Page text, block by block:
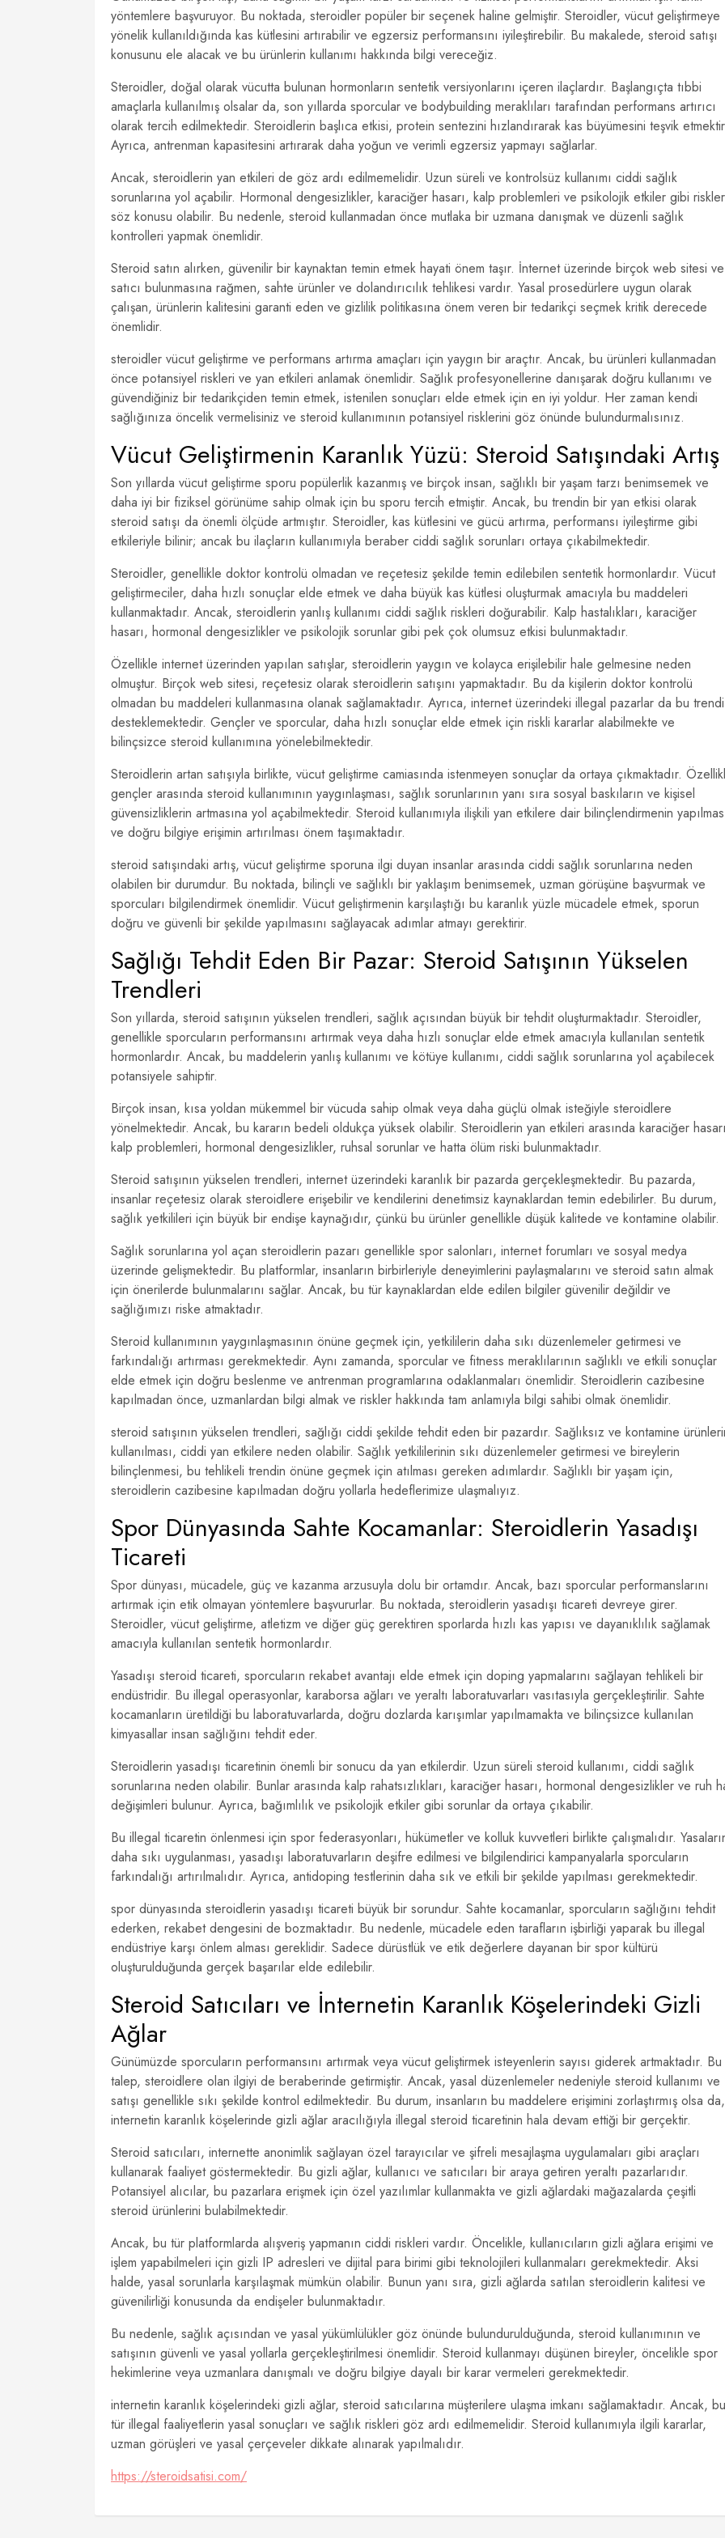
yöntemlere başvuruyor. Bu noktada, steroidler popüler bir seçenek haline gelmiştir. Steroidler, vücut geliştirmeye
yönelik kullanıldığında kas kütlesini artırabilir ve egzersiz performansını iyileştirebilir. Bu makalede, steroid satışı
konusunu ele alacak ve bu ürünlerin kullanımı hakkında bilgi vereceğiz.
Steroidler, doğal olarak vücutta bulunan hormonların sentetik versiyonlarını içeren ilaçlardır. Başlangıçta tıbbi
amaçlarla kullanılmış olsalar da, son yıllarda sporcular ve bodybuilding meraklıları tarafından performans artırıcı
olarak tercih edilmektedir. Steroidlerin başlıca etkisi, protein sentezini hızlandırarak kas büyümesini teşvik
Ayrıca, antrenman kapasitesini artırarak daha yoğun ve verimli egzersiz yapmayı sağlarlar.
Ancak, steroidlerin yan etkileri de göz ardı edilmemelidir. Uzun süreli ve kontrolsüz kullanımı ciddi sağlık
sorunlarına yol açabilir. Hormonal dengesizlikler, karaciğer hasarı, kalp problemleri ve psikolojik etkiler gibi riskler
söz konusu olabilir. Bu nedenle, steroid kullanmadan önce mutlaka bir uzmana danışmak ve düzenli sağlık
kontrolleri yapmak önemlidir.
Steroid satın alırken, güvenilir bir kaynaktan temin etmek hayati önem taşır. İnternet üzerinde birçok web sitesi ve
satıcı bulunmasına rağmen, sahte ürünler ve dolandırıcılık tehlikesi vardır. Yasal prosedürlere uygun olarak
çalışan, ürünlerin kalitesini garanti eden ve gizlilik politikasına önem veren bir tedarikçi seçmek kritik derecede
önemlidir.
steroidler vücut geliştirme ve performans artırma amaçları için yaygın bir araçtır. Ancak, bu ürünleri kullanmadan
önce potansiyel riskleri ve yan etkileri anlamak önemlidir. Sağlık profesyonellerine danışarak doğru kullanımı ve
güvendiğiniz bir tedarikçiden temin etmek, istenilen sonuçları elde etmek için en iyi yoldur. Her zaman kendi
sağlığınıza öncelik vermelisiniz ve steroid kullanımının potansiyel risklerini göz önünde bulundurmalısınız.
Vücut Geliştirmenin Karanlık Yüzü: Steroid Satışındaki Artış
Son yıllarda vücut geliştirme sporu popülerlik kazanmış ve birçok insan, sağlıklı bir yaşam tarzı benimsemek ve
daha iyi bir fiziksel görünüme sahip olmak için bu sporu tercih etmiştir. Ancak, bu trendin bir yan etkisi olarak
steroid satışı da önemli ölçüde artmıştır. Steroidler, kas kütlesini ve gücü artırma, performansı iyileştirme gibi
etkileriyle bilinir; ancak bu ilaçların kullanımıyla beraber ciddi sağlık sorunları ortaya çıkabilmektedir.
Steroidler, genellikle doktor kontrolü olmadan ve reçetesiz şekilde temin edilebilen sentetik hormonlardır. Vücut
geliştirmeciler, daha hızlı sonuçlar elde etmek ve daha büyük kas kütlesi oluşturmak amacıyla bu maddeleri
kullanmaktadır. Ancak, steroidlerin yanlış kullanımı ciddi sağlık riskleri doğurabilir. Kalp hastalıkları, karaciğer
hasarı, hormonal dengesizlikler ve psikolojik sorunlar gibi pek çok olumsuz etkisi bulunmaktadır.
Özellikle internet üzerinden yapılan satışlar, steroidlerin yaygın ve kolayca erişilebilir hale gelmesine neden
olmuştur. Birçok web sitesi, reçetesiz olarak steroidlerin satışını yapmaktadır. Bu da kişilerin doktor kontrolü
olmadan bu maddeleri kullanmasına olanak sağlamaktadır. Ayrıca, internet üzerindeki illegal pazarlar da bu trendi
desteklemektedir. Gençler ve sporcular, daha hızlı sonuçlar elde etmek için riskli kararlar alabilmekte ve
bilinçsizce steroid kullanımına yönelebilmektedir.
Steroidlerin artan satışıyla birlikte, vücut geliştirme camiasında istenmeyen sonuçlar da ortaya çıkmaktadır.
gençler arasında steroid kullanımının yaygınlaşması, sağlık sorunlarının yanı sıra sosyal baskıların ve kişisel
güvensizliklerin artmasına yol açabilmektedir. Steroid kullanımıyla ilişkili yan etkilere dair bilinçlendirmenin
ve doğru bilgiye erişimin artırılması önem taşımaktadır.
steroid satışındaki artış, vücut geliştirme sporuna ilgi duyan insanlar arasında ciddi sağlık sorunlarına neden
olabilen bir durumdur. Bu noktada, bilinçli ve sağlıklı bir yaklaşım benimsemek, uzman görüşüne başvurmak ve
sporcuları bilgilendirmek önemlidir. Vücut geliştirmenin karşılaştığı bu karanlık yüzle mücadele etmek, sporun
doğru ve güvenli bir şekilde yapılmasını sağlayacak adımlar atmayı gerektirir.
Sağlığı Tehdit Eden Bir Pazar: Steroid Satışının Yükselen
Trendleri
Son yıllarda, steroid satışının yükselen trendleri, sağlık açısından büyük bir tehdit oluşturmaktadır. Steroidler,
genellikle sporcuların performansını artırmak veya daha hızlı sonuçlar elde etmek amacıyla kullanılan sentetik
hormonlardır. Ancak, bu maddelerin yanlış kullanımı ve kötüye kullanımı, ciddi sağlık sorunlarına yol açabilecek
potansiyele sahiptir.
Birçok insan, kısa yoldan mükemmel bir vücuda sahip olmak veya daha güçlü olmak isteğiyle steroidlere
yönelmektedir. Ancak, bu kararın bedeli oldukça yüksek olabilir. Steroidlerin yan etkileri arasında karaciğer
kalp problemleri, hormonal dengesizlikler, ruhsal sorunlar ve hatta ölüm riski bulunmaktadır.
Steroid satışının yükselen trendleri, internet üzerindeki karanlık bir pazarda gerçekleşmektedir. Bu pazarda,
insanlar reçetesiz olarak steroidlere erişebilir ve kendilerini denetimsiz kaynaklardan temin edebilirler. Bu durum,
sağlık yetkilileri için büyük bir endişe kaynağıdır, çünkü bu ürünler genellikle düşük kalitede ve kontamine olabilir.
Sağlık sorunlarına yol açan steroidlerin pazarı genellikle spor salonları, internet forumları ve sosyal medya
üzerinde gelişmektedir. Bu platformlar, insanların birbirleriyle deneyimlerini paylaşmalarını ve steroid satın almak
için önerilerde bulunmalarını sağlar. Ancak, bu tür kaynaklardan elde edilen bilgiler güvenilir değildir ve
sağlığımızı riske atmaktadır.
Steroid kullanımının yaygınlaşmasının önüne geçmek için, yetkililerin daha sıkı düzenlemeler getirmesi ve
farkındalığı artırması gerekmektedir. Aynı zamanda, sporcular ve fitness meraklılarının sağlıklı ve etkili sonuçlar
elde etmek için doğru beslenme ve antrenman programlarına odaklanmaları önemlidir. Steroidlerin cazibesine
kapılmadan önce, uzmanlardan bilgi almak ve riskler hakkında tam anlamıyla bilgi sahibi olmak önemlidir.
steroid satışının yükselen trendleri, sağlığı ciddi şekilde tehdit eden bir pazardır. Sağlıksız ve kontamine
kullanılması, ciddi yan etkilere neden olabilir. Sağlık yetkililerinin sıkı düzenlemeler getirmesi ve bireylerin
bilinçlenmesi, bu tehlikeli trendin önüne geçmek için atılması gereken adımlardır. Sağlıklı bir yaşam için,
steroidlerin cazibesine kapılmadan doğru yollarla hedeflerimize ulaşmalıyız.
Spor Dünyasında Sahte Kocamanlar: Steroidlerin Yasadışı
Ticareti
Spor dünyası, mücadele, güç ve kazanma arzusuyla dolu bir ortamdır. Ancak, bazı sporcular performanslarını
artırmak için etik olmayan yöntemlere başvururlar. Bu noktada, steroidlerin yasadışı ticareti devreye girer.
Steroidler, vücut geliştirme, atletizm ve diğer güç gerektiren sporlarda hızlı kas yapısı ve dayanıklılık sağlamak
amacıyla kullanılan sentetik hormonlardır.
Yasadışı steroid ticareti, sporcuların rekabet avantajı elde etmek için doping yapmalarını sağlayan tehlikeli bir
endüstridir. Bu illegal operasyonlar, karaborsa ağları ve yeraltı laboratuvarları vasıtasıyla gerçekleştirilir. Sahte
kocamanların üretildiği bu laboratuvarlarda, doğru dozlarda karışımlar yapılmamakta ve bilinçsizce kullanılan
kimyasallar insan sağlığını tehdit eder.
Steroidlerin yasadışı ticaretinin önemli bir sonucu da yan etkilerdir. Uzun süreli steroid kullanımı, ciddi sağlık
sorunlarına neden olabilir. Bunlar arasında kalp rahatsızlıkları, karaciğer hasarı, hormonal dengesizlikler ve ruh
değişimleri bulunur. Ayrıca, bağımlılık ve psikolojik etkiler gibi sorunlar da ortaya çıkabilir.
Bu illegal ticaretin önlenmesi için spor federasyonları, hükümetler ve kolluk kuvvetleri birlikte çalışmalıdır.
daha sıkı uygulanması, yasadışı laboratuvarların deşifre edilmesi ve bilgilendirici kampanyalarla sporcuların
farkındalığı artırılmalıdır. Ayrıca, antidoping testlerinin daha sık ve etkili bir şekilde yapılması gerekmektedir.
spor dünyasında steroidlerin yasadışı ticareti büyük bir sorundur. Sahte kocamanlar, sporcuların sağlığını tehdit
ederken, rekabet dengesini de bozmaktadır. Bu nedenle, mücadele eden tarafların işbirliği yaparak bu illegal
endüstriye karşı önlem alması gereklidir. Sadece dürüstlük ve etik değerlere dayanan bir spor kültürü
oluşturulduğunda gerçek başarılar elde edilebilir.
Steroid Satıcıları ve İnternetin Karanlık Köşelerindeki Gizli
Ağlar
Günümüzde sporcuların performansını artırmak veya vücut geliştirmek isteyenlerin sayısı giderek artmaktadır. Bu
talep, steroidlere olan ilgiyi de beraberinde getirmiştir. Ancak, yasal düzenlemeler nedeniyle steroid kullanımı ve
satışı genellikle sıkı şekilde kontrol edilmektedir. Bu durum, insanların bu maddelere erişimini zorlaştırmış olsa da,
internetin karanlık köşelerinde gizli ağlar aracılığıyla illegal steroid ticaretinin hala devam ettiği bir gerçektir.
Steroid satıcıları, internette anonimlik sağlayan özel tarayıcılar ve şifreli mesajlaşma uygulamaları gibi araçları
kullanarak faaliyet göstermektedir. Bu gizli ağlar, kullanıcı ve satıcıları bir araya getiren yeraltı pazarlarıdır.
Potansiyel alıcılar, bu pazarlara erişmek için özel yazılımlar kullanmakta ve gizli ağlardaki mağazalarda çeşitli
steroid ürünlerini bulabilmektedir.
Ancak, bu tür platformlarda alışveriş yapmanın ciddi riskleri vardır. Öncelikle, kullanıcıların gizli ağlara erişimi ve
işlem yapabilmeleri için gizli IP adresleri ve dijital para birimi gibi teknolojileri kullanmaları gerekmektedir. Aksi
halde, yasal sorunlarla karşılaşmak mümkün olabilir. Bunun yanı sıra, gizli ağlarda satılan steroidlerin kalitesi ve
güvenilirliği konusunda da endişeler bulunmaktadır.
Bu nedenle, sağlık açısından ve yasal yükümlülükler göz önünde bulundurulduğunda, steroid kullanımının ve
satışının güvenli ve yasal yollarla gerçekleştirilmesi önemlidir. Steroid kullanmayı düşünen bireyler, öncelikle spor
hekimlerine veya uzmanlara danışmalı ve doğru bilgiye dayalı bir karar vermeleri gerekmektedir.
internetin karanlık köşelerindeki gizli ağlar, steroid satıcılarına müşterilere ulaşma imkanı sağlamaktadır. Ancak, bu
tür illegal faaliyetlerin yasal sonuçları ve sağlık riskleri göz ardı edilmemelidir. Steroid kullanımıyla ilgili kararlar,
uzman görüşleri ve yasal çerçeveler dikkate alınarak yapılmalıdır.
https://steroidsatisi.com/